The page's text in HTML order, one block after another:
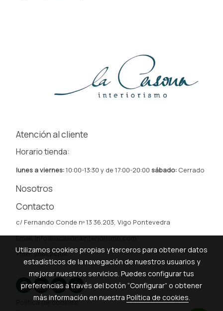
Atención al cliente
Horario tienda:
lunes a viernes:10:00-13:30 y de 17:00-20:00 sábado: Cerrado
Nosotros
Contacto
c/ Fernando Conde nº 13 36.203, Vigo Pontevedra
Email: info@lacasonainteriorismo.com
Tfno: 986424104
Política de cookies
Utilizamos cookies propias y terceros para obtener datos
estadísticos de la navegación de nuestros usuarios y
mejorar nuestros servicios. Puedes configurar tus
preferencias a través del botón “Configurar” o obtener
más información en nuestra Política de cookies.